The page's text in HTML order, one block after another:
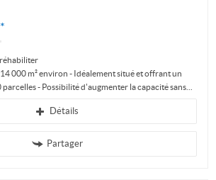
000 m² environ - Idéalement situé et offrant un
- Possibilité d'augmenter la capacité sans...
Détails
Partager